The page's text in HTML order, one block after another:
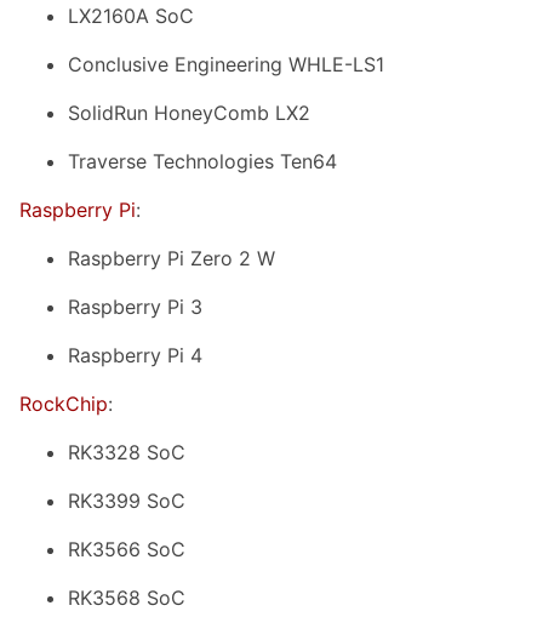
LX2160A SoC
Conclusive Engineering WHLE-LS1
SolidRun HoneyComb LX2
Traverse Technologies Ten64
Raspberry Pi:
Raspberry Pi Zero 2 W
Raspberry Pi 3
Raspberry Pi 4
RockChip:
RK3328 SoC
RK3399 SoC
RK3566 SoC
RK3568 SoC